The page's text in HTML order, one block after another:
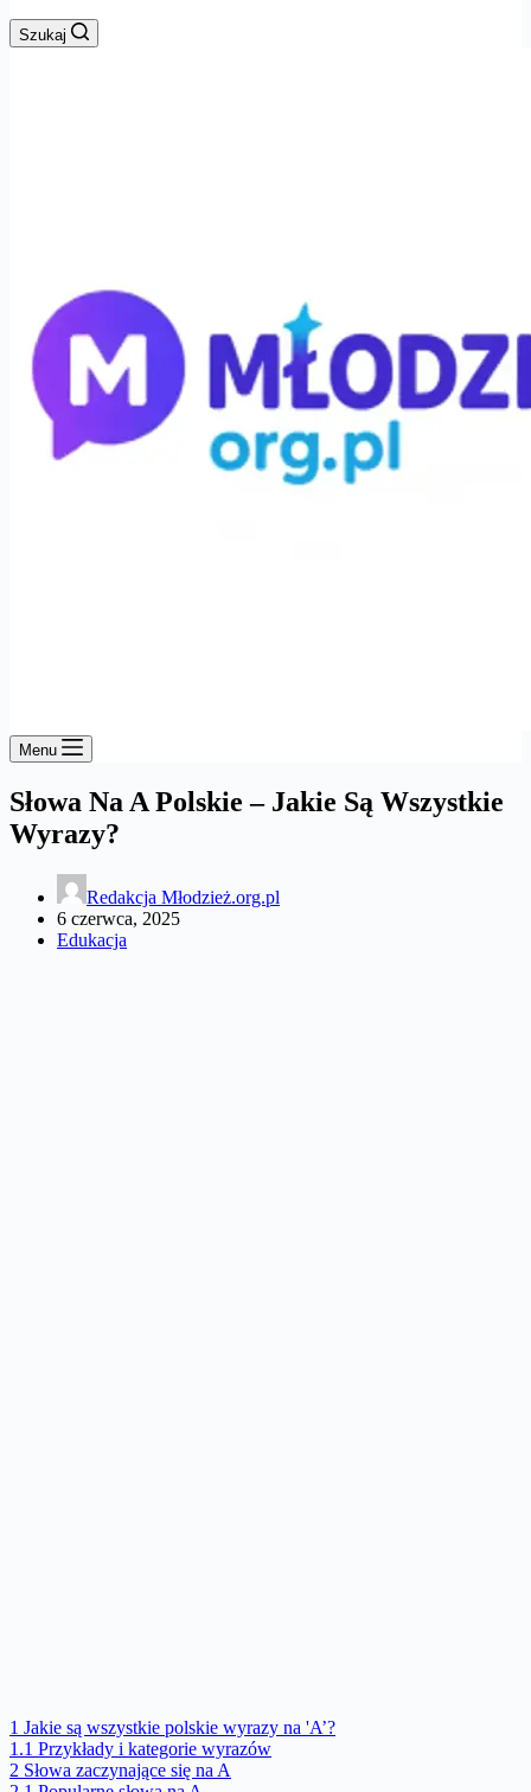
Szukaj
Menu
Słowa Na A Polskie – Jakie Są Wszystkie
Wyrazy?
Redakcja Młodzież.org.pl
6 czerwca, 2025
Edukacja
1 Jakie są wszystkie polskie wyrazy na 'A’?
1.1 Przykłady i kategorie wyrazów
2 Słowa zaczynające się na A